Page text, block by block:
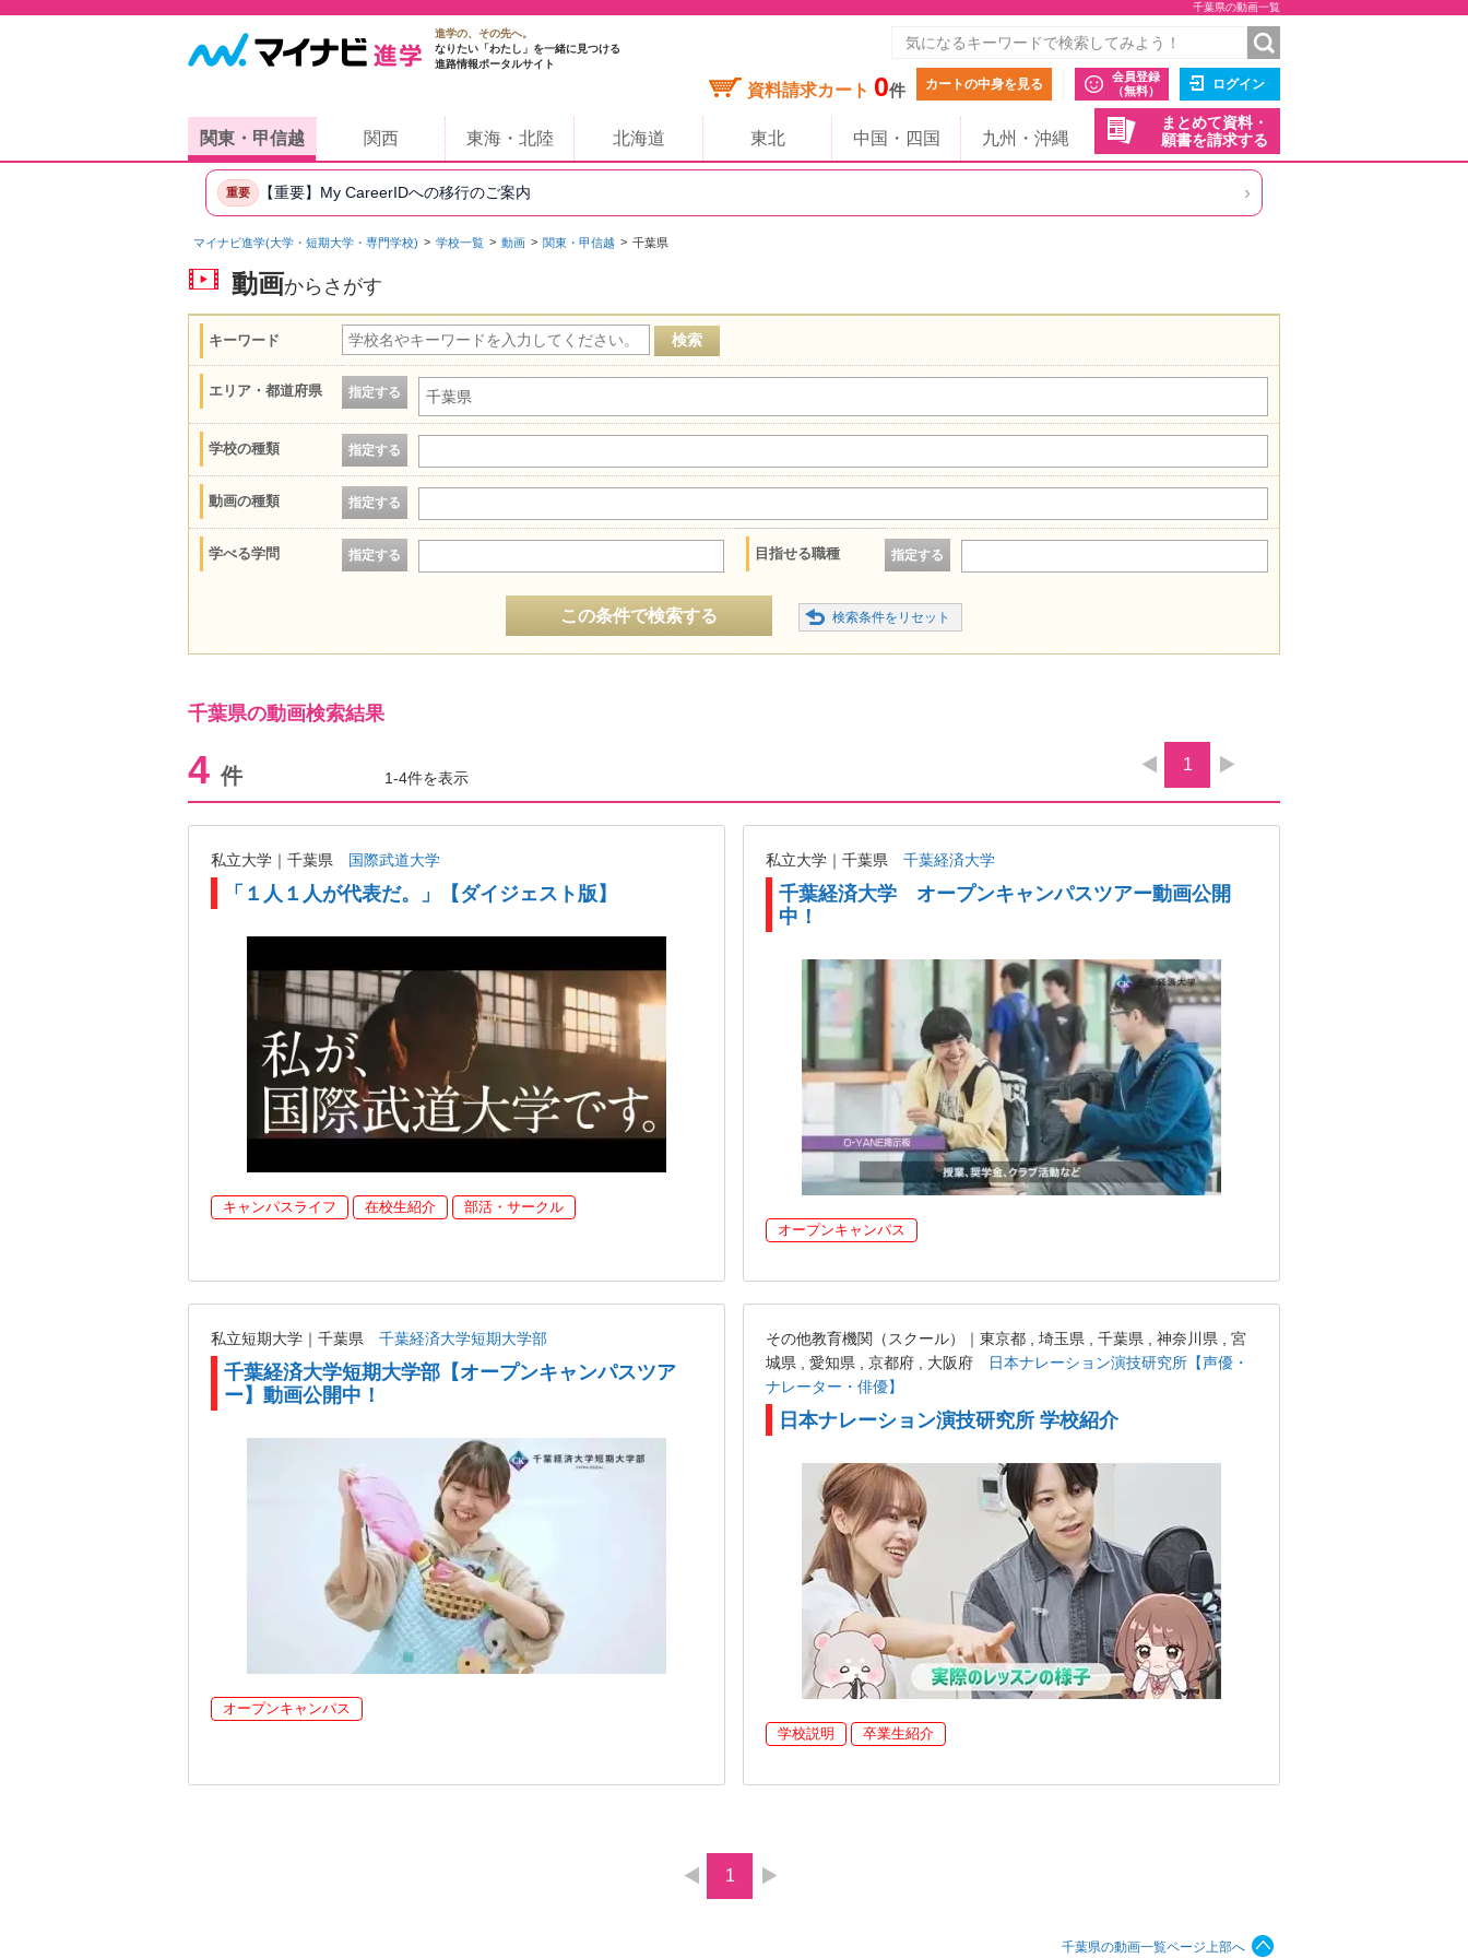
千葉県の動画一覧
進学の、その先へ。
なりたい「わたし」を一緒に見つける
進路情報ポータルサイト
資料請求カート 0件 カートの中身を見る
会員登録
（無料）
ログイン
まとめて資料・
願書を請求する
関東・甲信越 関西 東海・北陸 北海道 東北 中国・四国 九州・沖縄
重要 【重要】My CareerIDへの移行のご案内 ›
マイナビ進学(大学・短期大学・専門学校) 学校一覧 動画 関東・甲信越 千葉県
動画からさがす
キーワード
エリア・都道府県 指定する 千葉県
学校の種類 指定する
動画の種類 指定する
学べる学問 指定する 目指せる職種 指定する
この条件で検索する
千葉県の動画検索結果
4 件 1-4件を表示
1
私立大学｜千葉県 国際武道大学
「１人１人が代表だ。」【ダイジェスト版】
キャンパスライフ 在校生紹介 部活・サークル
私立大学｜千葉県 千葉経済大学
千葉経済大学 オープンキャンパスツアー動画公開
中！
オープンキャンパス
私立短期大学｜千葉県 千葉経済大学短期大学部
千葉経済大学短期大学部【オープンキャンパスツア
ー】動画公開中！
オープンキャンパス
その他教育機関（スクール）｜東京都 , 埼玉県 , 千葉県 , 神奈川県 , 宮
城県 , 愛知県 , 京都府 , 大阪府
日本ナレーション演技研究所【声優・
ナレーター・俳優】
日本ナレーション演技研究所 学校紹介
学校説明 卒業生紹介
1
千葉県の動画一覧ページ上部へ